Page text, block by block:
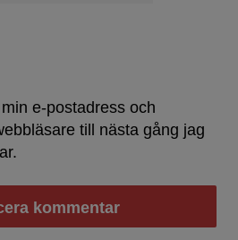
e-postadress och
till nästa gång jag